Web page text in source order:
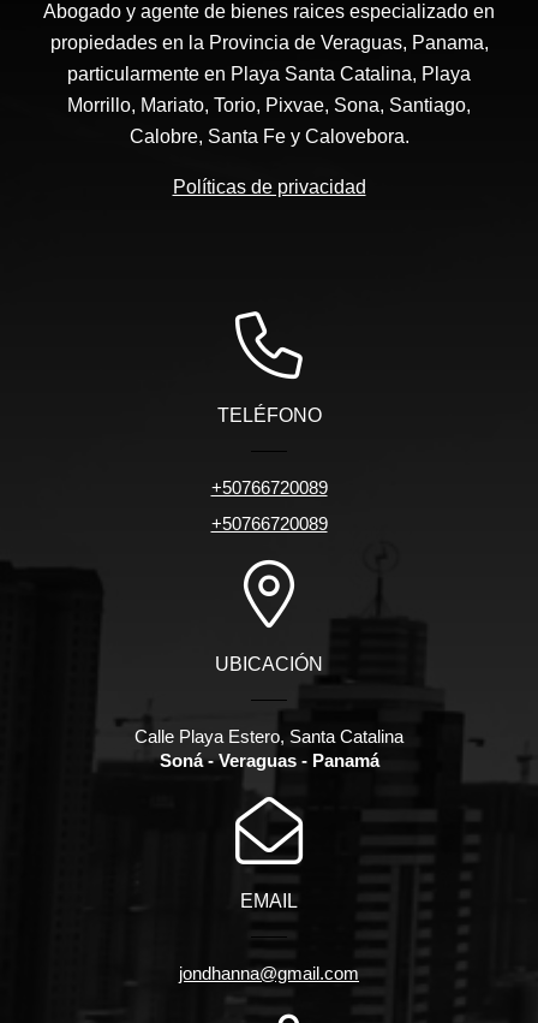
Abogado y agente de bienes raices especializado en
propiedades en la Provincia de Veraguas, Panama,
particularmente en Playa Santa Catalina, Playa
Morrillo, Mariato, Torio, Pixvae, Sona, Santiago,
Calobre, Santa Fe y Calovebora.
Políticas de privacidad
TELÉFONO
+50766720089
+50766720089
UBICACIÓN
Calle Playa Estero, Santa Catalina
Soná - Veraguas - Panamá
EMAIL
jondhanna@gmail.com